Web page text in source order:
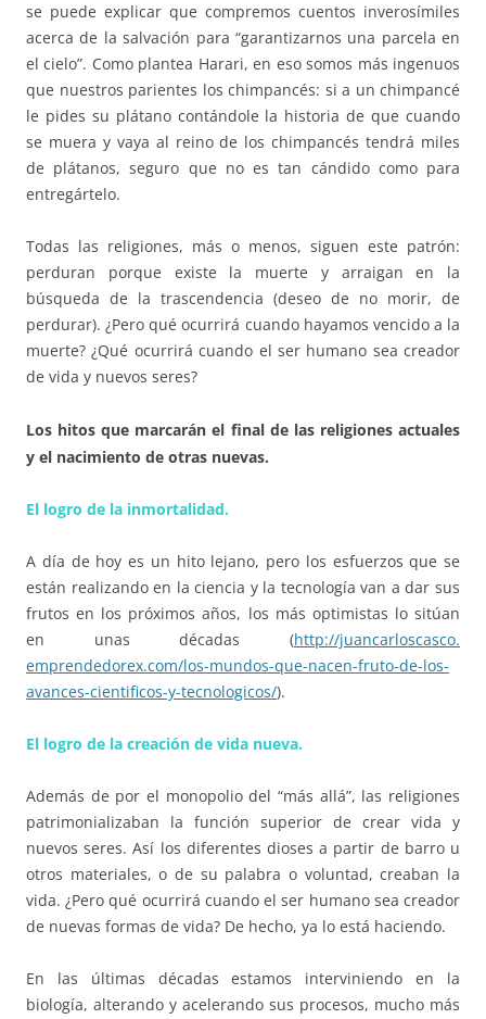
se puede explicar que compremos cuentos inverosímiles
acerca de la salvación para “garantizarnos una parcela en
el cielo”. Como plantea Harari, en eso somos más ingenuos
que nuestros parientes los chimpancés: si a un chimpancé
le pides su plátano contándole la historia de que cuando
se muera y vaya al reino de los chimpancés tendrá miles
de plátanos, seguro que no es tan cándido como para
entregártelo.
Todas las religiones, más o menos, siguen este patrón:
perduran porque existe la muerte y arraigan en la
búsqueda de la trascendencia (deseo de no morir, de
perdurar). ¿Pero qué ocurrirá cuando hayamos vencido a la
muerte? ¿Qué ocurrirá cuando el ser humano sea creador
de vida y nuevos seres?
Los hitos que marcarán el final de las religiones actuales
y el nacimiento de otras nuevas.
El logro de la inmortalidad.
A día de hoy es un hito lejano, pero los esfuerzos que se
están realizando en la ciencia y la tecnología van a dar sus
frutos en los próximos años, los más optimistas lo sitúan
en unas décadas (http://juancarloscasco.
emprendedorex.com/los-mundos-que-nacen-fruto-de-los-
avances-cientificos-y-tecnologicos/).
El logro de la creación de vida nueva.
Además de por el monopolio del “más allá”, las religiones
patrimonializaban la función superior de crear vida y
nuevos seres. Así los diferentes dioses a partir de barro u
otros materiales, o de su palabra o voluntad, creaban la
vida. ¿Pero qué ocurrirá cuando el ser humano sea creador
de nuevas formas de vida? De hecho, ya lo está haciendo.
En las últimas décadas estamos interviniendo en la
biología, alterando y acelerando sus procesos, mucho más